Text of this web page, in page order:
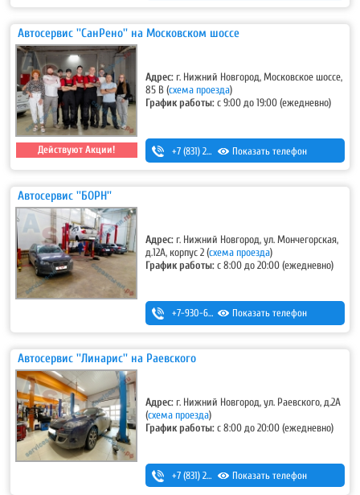
Автосервис ''СанРено'' на Московском шоссе
Действуют Акции!
Адрес: г. Нижний Новгород, Московское шоссе,
85 В(схема проезда)
График работы:с 9:00 до 19:00 (ежедневно)
+7 (831) 280-69-88 Показать телефон
Автосервис ''БОРН''
Адрес: г. Нижний Новгород, ул. Мончегорская,
д.12А, корпус 2(схема проезда)
График работы:с 8:00 до 20:00 (ежедневно)
+7-930-666-14-30 Показать телефон
Автосервис ''Линарис'' на Раевского
Адрес: г. Нижний Новгород, ул. Раевского, д.2А
(схема проезда)
График работы:с 8:00 до 20:00 (ежедневно)
+7 (831) 297-27-05 Показать телефон